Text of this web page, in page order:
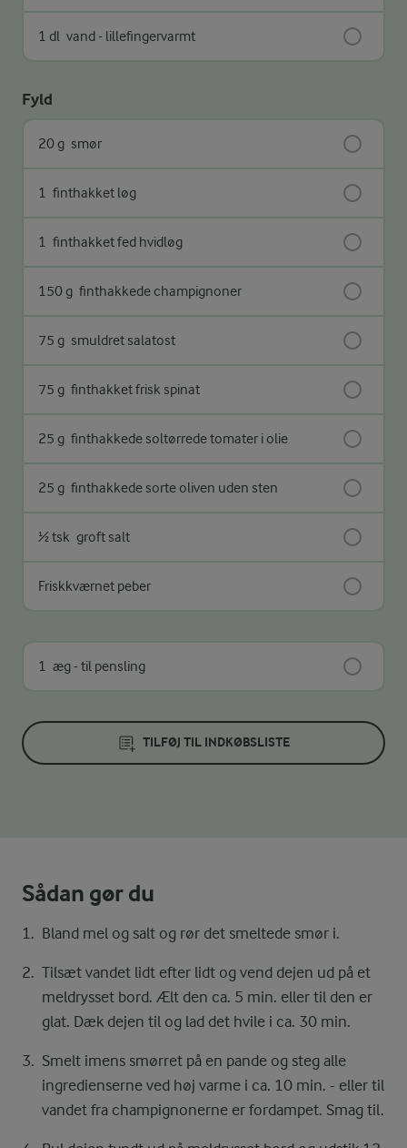
1 dl vand - lillefingervarmt
Fyld
20 g smør
1 finthakket løg
1 finthakket fed hvidløg
150 g finthakkede champignoner
75 g smuldret salatost
75 g finthakket frisk spinat
25 g finthakkede soltørrede tomater i olie
25 g finthakkede sorte oliven uden sten
½ tsk groft salt
Friskkværnet peber
1 æg - til pensling
TILFØJ TIL INDKØBSLISTE
Sådan gør du
Bland mel og salt og rør det smeltede smør i.
Tilsæt vandet lidt efter lidt og vend dejen ud på et
meldrysset bord. Ælt den ca. 5 min. eller til den er
glat. Dæk dejen til og lad det hvile i ca. 30 min.
Smelt imens smørret på en pande og steg alle
ingredienserne ved høj varme i ca. 10 min. - eller til
vandet fra champignonerne er fordampet. Smag til.